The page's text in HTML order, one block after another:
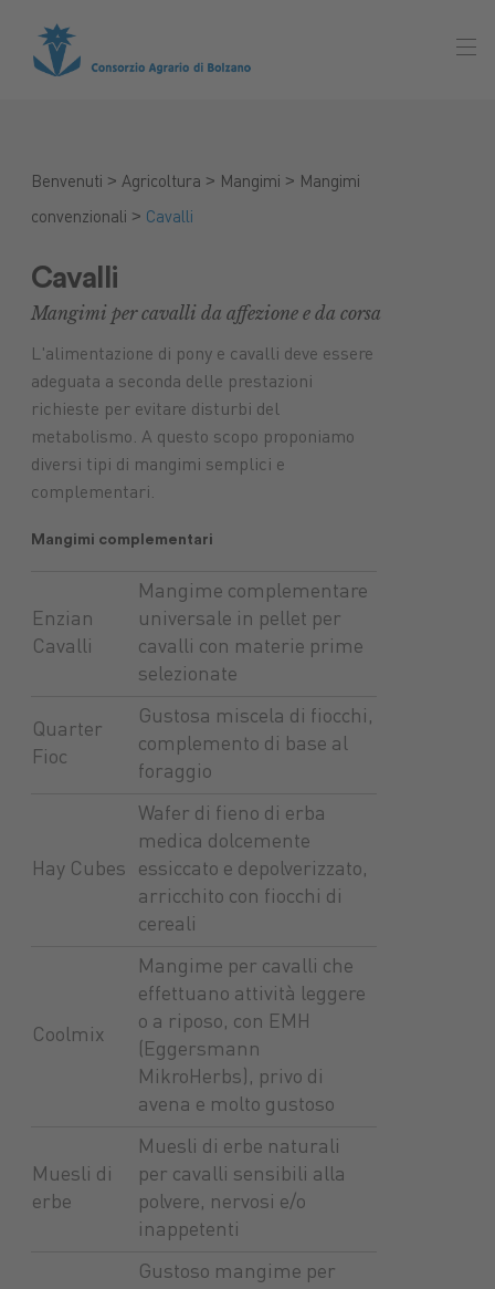
Mangimi piante
nuove
Mercato
agricole
tuttoGIARDINO
AssicurazionialimentariCombustibili
Benvenuti > Agricoltura > Mangimi > Mangimi
convenzionali > Cavalli
Cavalli
Mangimi per cavalli da affezione e da corsa
L'alimentazione di pony e cavalli deve essere
adeguata a seconda delle prestazioni
richieste per evitare disturbi del
metabolismo. A questo scopo proponiamo
diversi tipi di mangimi semplici e
complementari.
Mangimi complementari
Enzian
Cavalli
Mangime complementare
universale in pellet per
cavalli con materie prime
selezionate
Quarter
Fioc
Gustosa miscela di fiocchi,
complemento di base al
foraggio
Hay Cubes
Wafer di fieno di erba
medica dolcemente
essiccato e depolverizzato,
arricchito con fiocchi di
cereali
Coolmix
Mangime per cavalli che
effettuano attività leggere
o a riposo, con EMH
(Eggersmann
MikroHerbs), privo di
avena e molto gustoso
Muesli di
erbe
Muesli di erbe naturali
per cavalli sensibili alla
polvere, nervosi e/o
inappetenti
Gustoso mangime per